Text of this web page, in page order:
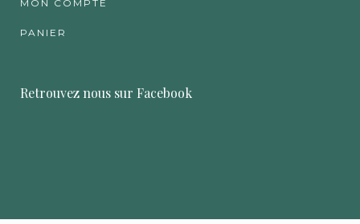
MON COMPTE
PANIER
Retrouvez nous sur Facebook